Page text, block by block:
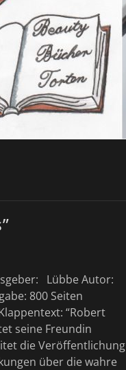
Lübbe Autor:
800 Seiten
“Robert
seine Freundin
die Veröffentlichung
über die wahre